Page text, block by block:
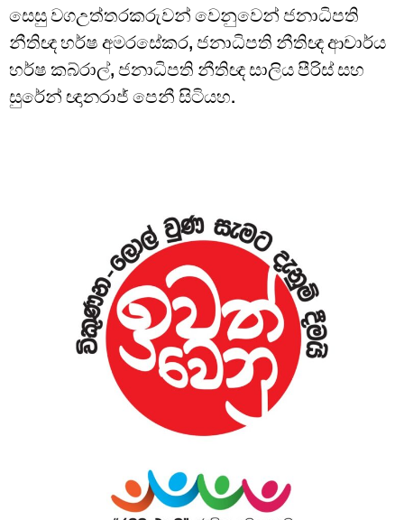
සෙසු වගඋත්තරකරුවන් වෙනුවෙන් ජනාධිපති
නීතිඥ හර්ෂ අමරසේකර, ජනාධිපති නීතිඥ ආචාර්ය
හර්ෂ කබ්රාල්, ජනාධිපති නීතිඥ සාලිය පීරිස් සහ
සුරේන් ඥානරාජ් පෙනී සිටියහ.